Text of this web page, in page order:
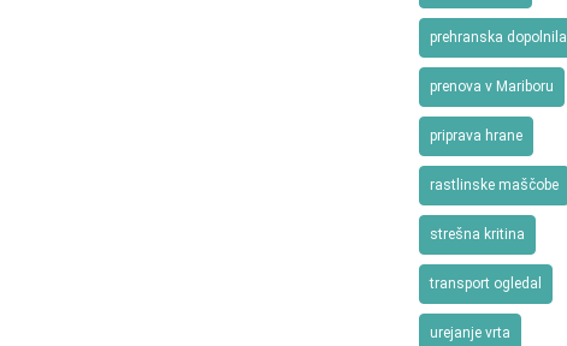
prehranska dopolnila
prenova v Mariboru
priprava hrane
rastlinske maščobe
strešna kritina
transport ogledal
urejanje vrta